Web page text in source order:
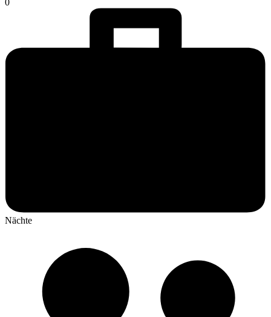
0
Nächte